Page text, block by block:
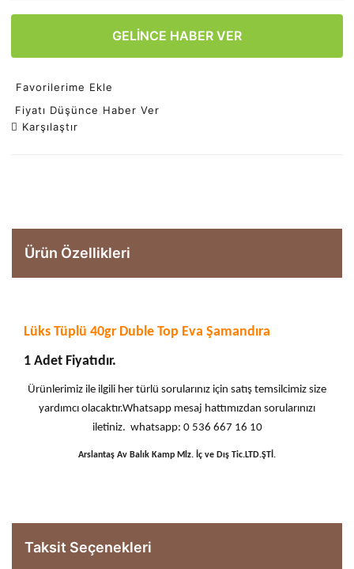
GELİNCE HABER VER
Favorilerime Ekle
Fiyatı Düşünce Haber Ver
Karşılaştır
Ürün Özellikleri
Lüks Tüplü 40gr Duble Top Eva Şamandıra
1 Adet Fiyatıdır.
Ürünlerimiz ile ilgili her türlü sorularınız için satış temsilcimiz size
yardımcı olacaktır.Whatsapp mesaj hattımızdan sorularınızı
iletiniz. whatsapp: 0 536 667 16 10
Arslantaş Av Balık Kamp Mlz. İç ve Dış Tic.LTD.ŞTİ.
Taksit Seçenekleri